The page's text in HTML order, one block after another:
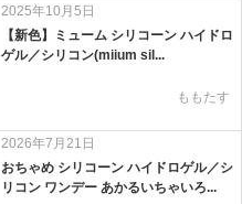
2025年10月5日
【新色】ミューム シリコーン ハイドロ
ゲル／シリコン(miium sil...
ももたす
2026年7月21日
おちゃめ シリコーン ハイドロゲル／シ
リコン ワンデー あかるいちゃいろ...